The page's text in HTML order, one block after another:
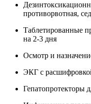
противорвотная,
Таблетированные
на 2-3 дня
Осмотр и
ЭКГ с
Гепатопротекторы